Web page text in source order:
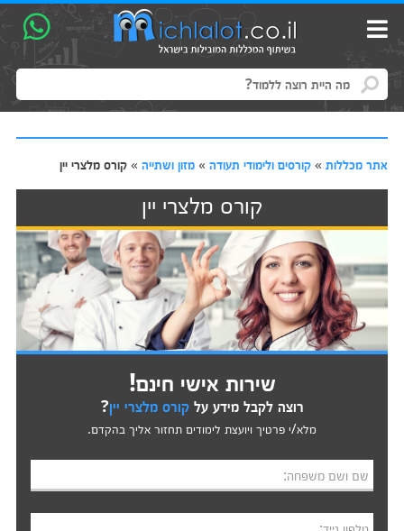
אתר מכללות» קורסים ולימודי תעודה» מזון ושתייה» קורס מלצרי יין
קורס מלצרי יין
שירות אישי חינם!
רוצה לקבל מידע עלקורס מלצרי יין?
מלא/י פרטיך ויועצת לימודים תחזור אליך בהקדם.
שם ושם משפחה: